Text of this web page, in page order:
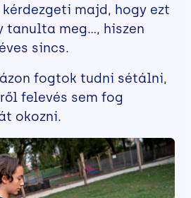
majd, hogy ezt
tanulta meg…, hiszen
sincs.
fogtok tudni sétálni,
felevés sem fog
okozni.